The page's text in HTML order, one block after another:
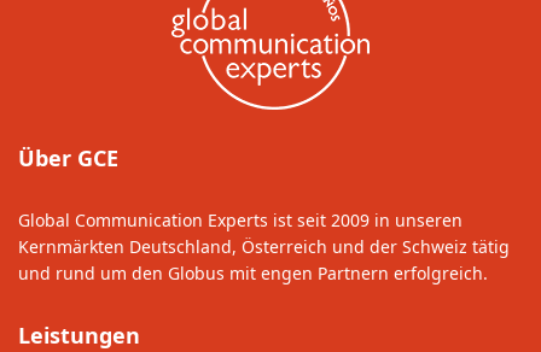
Über GCE
Global Communication Experts ist seit 2009 in unseren
Kernmärkten Deutschland, Österreich und der Schweiz tätig
und rund um den Globus mit engen Partnern erfolgreich.
Leistungen